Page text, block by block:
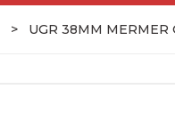
UGR 38MM MERMER